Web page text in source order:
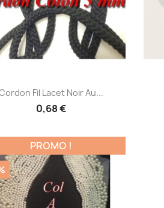
Aperçu rapide
Fil Lacet Noir Au...
0,68 €
PROMO !